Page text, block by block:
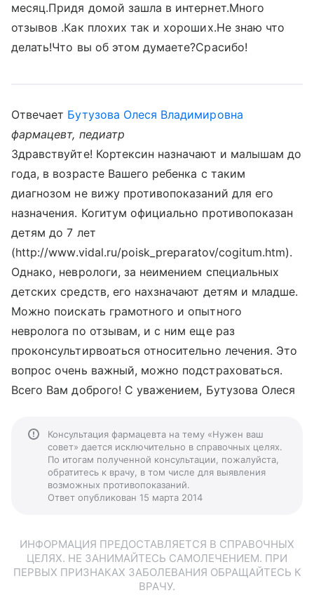
месяц.Придя домой зашла в интернет.Много
отзывов .Как плохих так и хороших.Не знаю что
делать!Что вы об этом думаете?Срасибо!
Отвечает Бутузова Олеся Владимировна
фармацевт, педиатр
Здравствуйте! Кортексин назначают и малышам до
года, в возрасте Вашего ребенка с таким
диагнозом не вижу противопоказаний для его
назначения. Когитум официально противопоказан
детям до 7 лет
(http://www.vidal.ru/poisk_preparatov/cogitum.htm).
Однако, неврологи, за неимением специальных
детских средств, его нахзначают детям и младше.
Можно поискать грамотного и опытного
невролога по отзывам, и с ним еще раз
проконсультирвоаться относительно лечения. Это
вопрос очень важный, можно подстраховаться.
Всего Вам доброго! С уважением, Бутузова Олеся
Консультация фармацевта на тему «Нужен ваш
совет» дается исключительно в справочных целях.
По итогам полученной консультации, пожалуйста,
обратитесь к врачу, в том числе для выявления
возможных противопоказаний.
Ответ опубликован 15 марта 2014
ИНФОРМАЦИЯ ПРЕДОСТАВЛЯЕТСЯ В СПРАВОЧНЫХ
ЦЕЛЯХ. НЕ ЗАНИМАЙТЕСЬ САМОЛЕЧЕНИЕМ. ПРИ
ПЕРВЫХ ПРИЗНАКАХ ЗАБОЛЕВАНИЯ ОБРАЩАЙТЕСЬ К
ВРАЧУ.